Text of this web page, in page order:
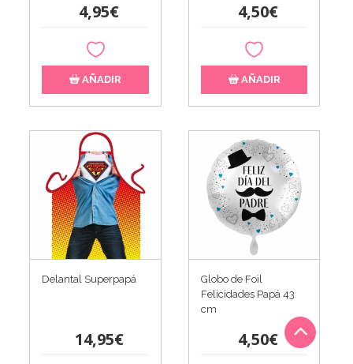
4,95€
AÑADIR
4,50€
AÑADIR
Delantal Superpapá
14,95€
Globo de Foil
Felicidades Papá 43
cm
4,50€